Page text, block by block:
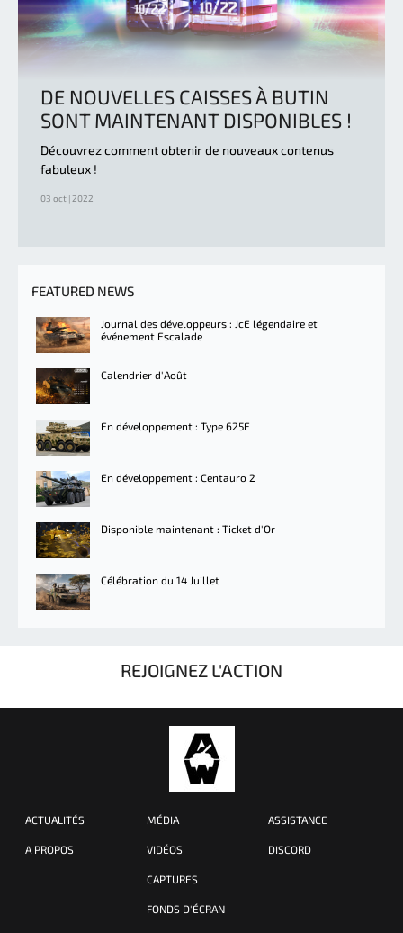
DE NOUVELLES CAISSES À BUTIN
SONT MAINTENANT DISPONIBLES !
Découvrez comment obtenir de nouveaux contenus
fabuleux !
03 oct | 2022
FEATURED NEWS
Journal des développeurs : JcE légendaire et
événement Escalade
Calendrier d'Août
En développement : Type 625E
En développement : Centauro 2
Disponible maintenant : Ticket d'Or
Célébration du 14 Juillet
REJOIGNEZ L'ACTION
ACTUALITÉS
A PROPOS
MÉDIA
VIDÉOS
CAPTURES
FONDS D'ÉCRAN
ASSISTANCE
DISCORD